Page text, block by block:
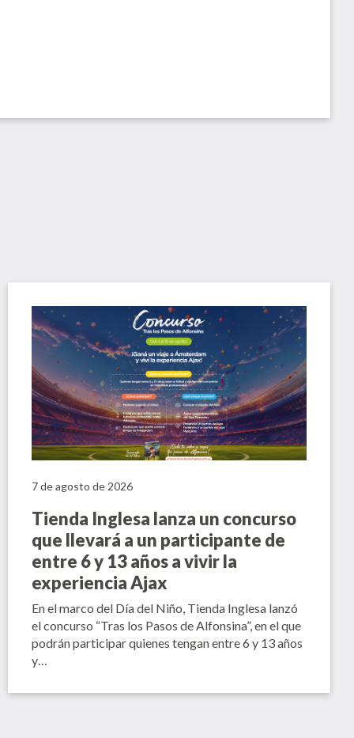
7 de agosto de 2026
Tienda Inglesa lanza un concurso
que llevará a un participante de
entre 6 y 13 años a vivir la
experiencia Ajax
En el marco del Día del Niño, Tienda Inglesa lanzó
el concurso “Tras los Pasos de Alfonsina”, en el que
podrán participar quienes tengan entre 6 y 13 años
y…